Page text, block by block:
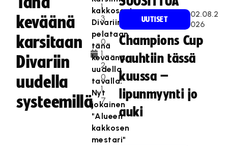
keväänä
karsitaan
Divariin
uudella
systeemillä
1
3
.
0
1.
2
0
1
7
kakkosesta
Divariin
pelataan
tänä
keväänä
uudella
tavalla.
Nyt
jokainen
"Alueen
kakkosen
mestari"
UUTISET
02.08.2
026
Champions Cup
vauhtiin tässä
kuussa –
lipunmyynti jo
auki